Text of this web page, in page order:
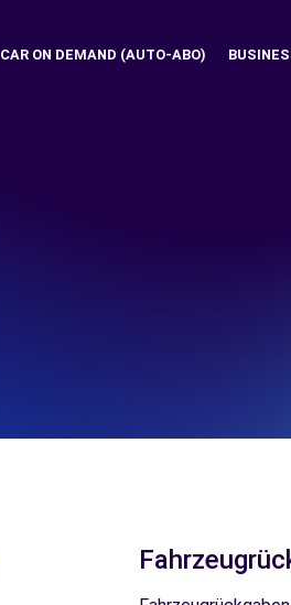
CAR ON DEMAND (AUTO-ABO)